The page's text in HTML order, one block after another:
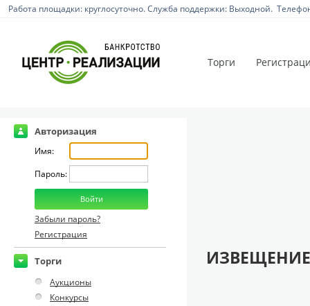
Работа площадки: круглосуточно. Служба поддержки: Выходной.
Торги
Авторизация
Имя:
Пароль:
Забыли пароль?
Регистрация
Торги
Аукционы
Конкурсы